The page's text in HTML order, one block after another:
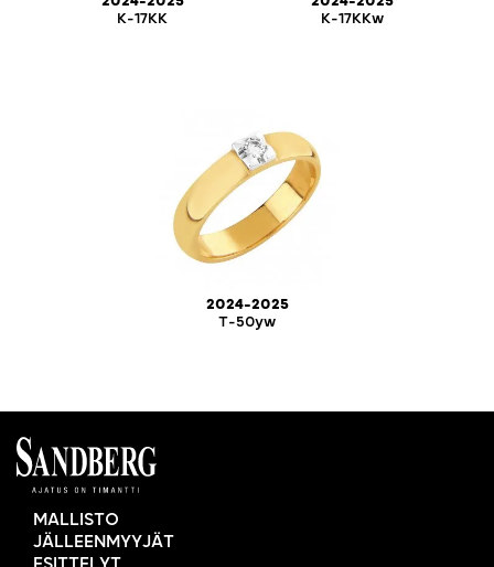
K-17KK
K-17KKw
2024-2025
T-50yw
MALLISTO
JÄLLEENMYYJÄT